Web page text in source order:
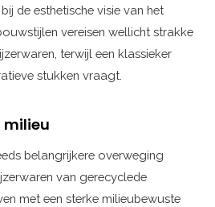
de esthetische visie van het
vereisen wellicht strakke
terwijl een klassieker
stukken vraagt.
milieu
belangrijkere overweging
van gerecyclede
met een sterke milieubewuste